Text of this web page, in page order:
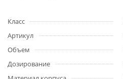
Класс
Артикул
Объем
Дозирование